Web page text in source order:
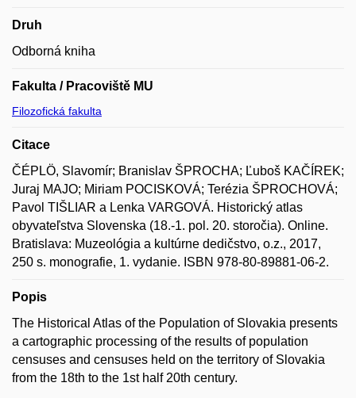
Druh
Odborná kniha
Fakulta / Pracoviště MU
Filozofická fakulta
Citace
ČÉPLÖ, Slavomír; Branislav ŠPROCHA; Ľuboš KAČÍREK;
Juraj MAJO; Miriam POCISKOVÁ; Terézia ŠPROCHOVÁ;
Pavol TIŠLIAR a Lenka VARGOVÁ. Historický atlas
obyvateľstva Slovenska (18.-1. pol. 20. storočia). Online.
Bratislava: Muzeológia a kultúrne dedičstvo, o.z., 2017,
250 s. monografie, 1. vydanie. ISBN 978-80-89881-06-2.
Popis
The Historical Atlas of the Population of Slovakia presents
a cartographic processing of the results of population
censuses and censuses held on the territory of Slovakia
from the 18th to the 1st half 20th century.